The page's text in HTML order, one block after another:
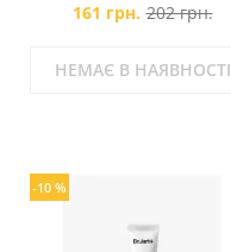
161 грн. 202 грн.
НЕМАЄ В НАЯВНОСТІ
-10 %